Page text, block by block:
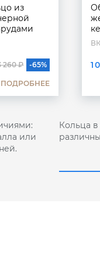
из
260 ₽ -65%
ПОДРОБНЕЕ
или
Кольца